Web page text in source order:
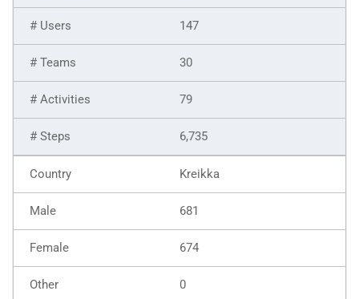
147
30
79
6,735
Kreikka
681
674
0